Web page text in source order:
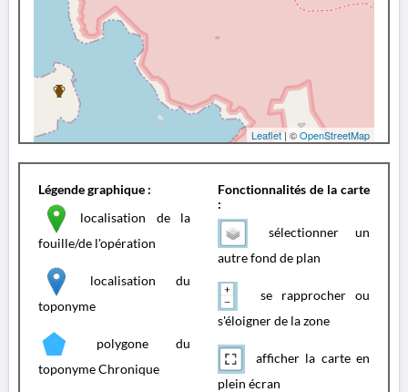
Leaflet | ©OpenStreetMap
Légende graphique :
localisation de la
fouille/de l'opération
localisation du
toponyme
polygone du
toponyme Chronique
Fonctionnalités de la carte
:
sélectionner un
autre fond de plan
se rapprocher ou
s'éloigner de la zone
afficher la carte en
plein écran